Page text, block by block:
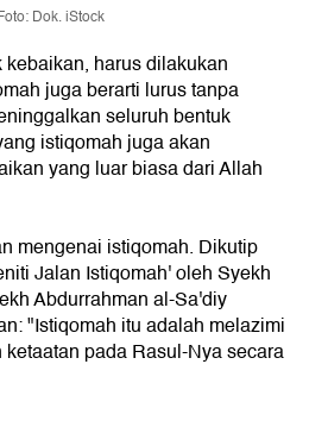
Dok. iStock
harus dilakukan
juga berarti lurus tanpa
seluruh bentuk
istiqomah juga akan
yang luar biasa dari Allah
mengenai istiqomah. Dikutip
Jalan Istiqomah' oleh Syekh
Abdurrahman al-Sa'diy
"Istiqomah itu adalah melazimi
pada Rasul-Nya secara